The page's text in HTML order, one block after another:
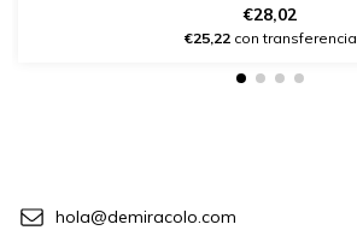
€28,02
€25,22con transferencia
hola@demiracolo.com